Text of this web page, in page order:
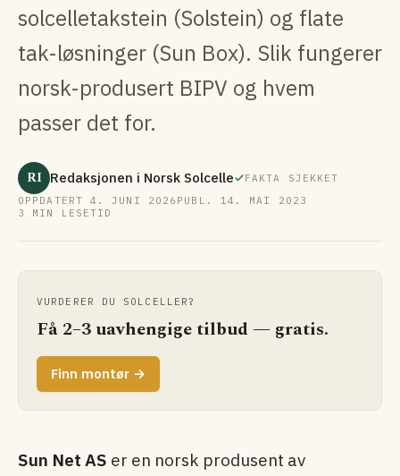
solcelletakstein (Solstein) og flate
tak-løsninger (Sun Box). Slik fungerer
norsk-produsert BIPV og hvem
passer det for.
RI Redaksjonen i Norsk Solcelle
FAKTA SJEKKET
OPPDATERT 4. JUNI 2026 PUBL. 14. MAI 2023
3 MIN LESETID
VURDERER DU SOLCELLER?
Få 2–3 uavhengige tilbud — gratis.
Finn montør →
Sun Net AS er en norsk produsent av